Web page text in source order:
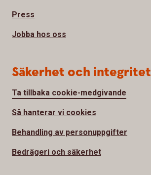
Press
Jobba hos oss
Säkerhet och integritet
Ta tillbaka cookie-medgivande
Så hanterar vi cookies
Behandling av personuppgifter
Bedrägeri och säkerhet